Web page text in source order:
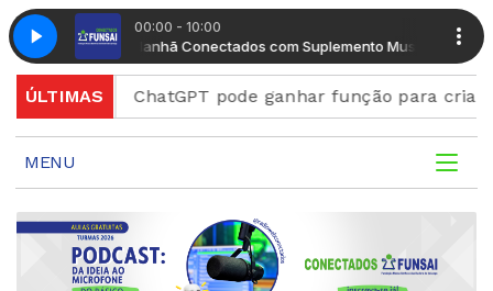
00:00 - 10:00
Manhã Conectados com Suplemento MusicalManhã
ÚLTIMAS
ChatGPT pode ganhar função para criar
MENU